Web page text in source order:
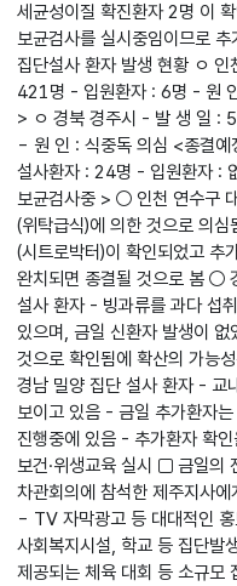
세균성이질 확진환자 2명 이
보균검사를 실시중임이므로
집단설사 환자 발생 현황 ㅇ
421명 - 입원환자 : 6명 - 원
> ㅇ 경북 경주시 - 발 생 일 :
- 원 인 : 식중독 의심 <종결
설사환자 : 24명 - 입원환자 :
보균검사중 > ○ 인천 연수구
(위탁급식)에 의한 것으로 의
(시트로박터)이 확인되었고 추
완치되면 종결될 것으로 봄 ○
설사 환자 - 빙과류를 과다 섭
있으며, 금일 신환자 발생이
것으로 확인됨에 확산의 가능
경남 밀양 집단 설사 환자 - 교
보이고 있음 - 금일 추가환자
진행중에 있음 - 추가환자 확
보건·위생교육 실시 □ 금일의
차관회의에 참석한 제주지사
- TV 자막광고 등 대대적인
사회복지시설, 학교 등 집단발
제공되는 체육 대회 등 소규모